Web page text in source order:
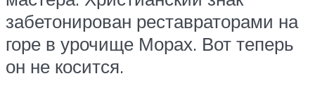
забетонирован реставраторами на
горе в урочище Морах. Вот теперь
он не косится.